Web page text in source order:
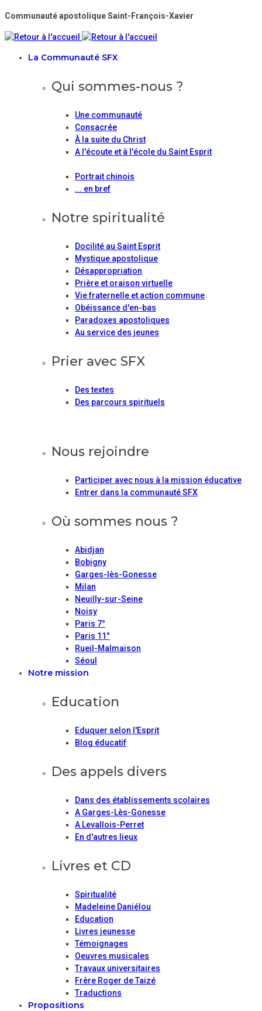
Communauté apostolique Saint-François-Xavier
La Communauté SFX
Qui sommes-nous ?
Une communauté
Consacrée
À la suite du Christ
A l'écoute et à l'école du Saint Esprit
Portrait chinois
... en bref
Notre spiritualité
Docilité au Saint Esprit
Mystique apostolique
Désappropriation
Prière et oraison virtuelle
Vie fraternelle et action commune
Obéissance d'en-bas
Paradoxes apostoliques
Au service des jeunes
Prier avec SFX
Des textes
Des parcours spirituels
Nous rejoindre
Participer avec nous à la mission éducative
Entrer dans la communauté SFX
Où sommes nous ?
Abidjan
Bobigny
Garges-lès-Gonesse
Milan
Neuilly-sur-Seine
Noisy
Paris 7°
Paris 11°
Rueil-Malmaison
Séoul
Notre mission
Education
Eduquer selon l'Esprit
Blog éducatif
Des appels divers
Dans des établissements scolaires
A Garges-Lès-Gonesse
A Levallois-Perret
En d'autres lieux
Livres et CD
Spiritualité
Madeleine Daniélou
Education
Livres jeunesse
Témoignages
Oeuvres musicales
Travaux universitaires
Frère Roger de Taizé
Traductions
Propositions